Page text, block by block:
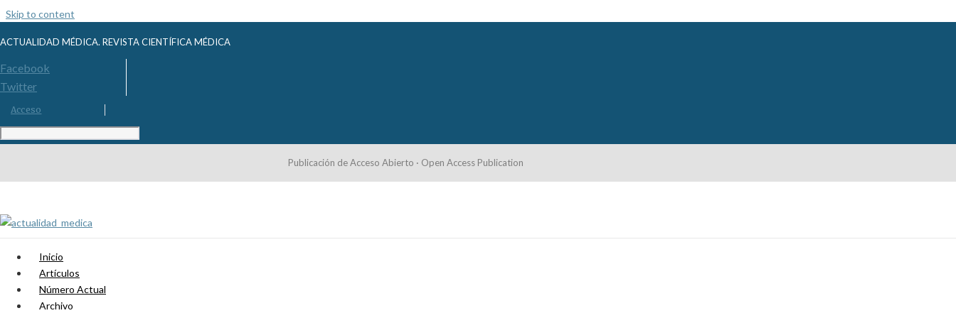
Skip to content
ACTUALIDAD MÉDICA. REVISTA CIENTÍFICA MÉDICA
Facebook
Twitter
Acceso
Publicación de Acceso Abierto · Open Access Publication
Inicio
Artículos
Número Actual
Archivo